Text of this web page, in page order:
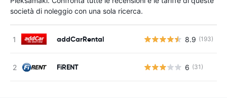
società di noleggio con una sola ricerca.
addCarRental 8.9 (193)
FiRENT 6 (31)